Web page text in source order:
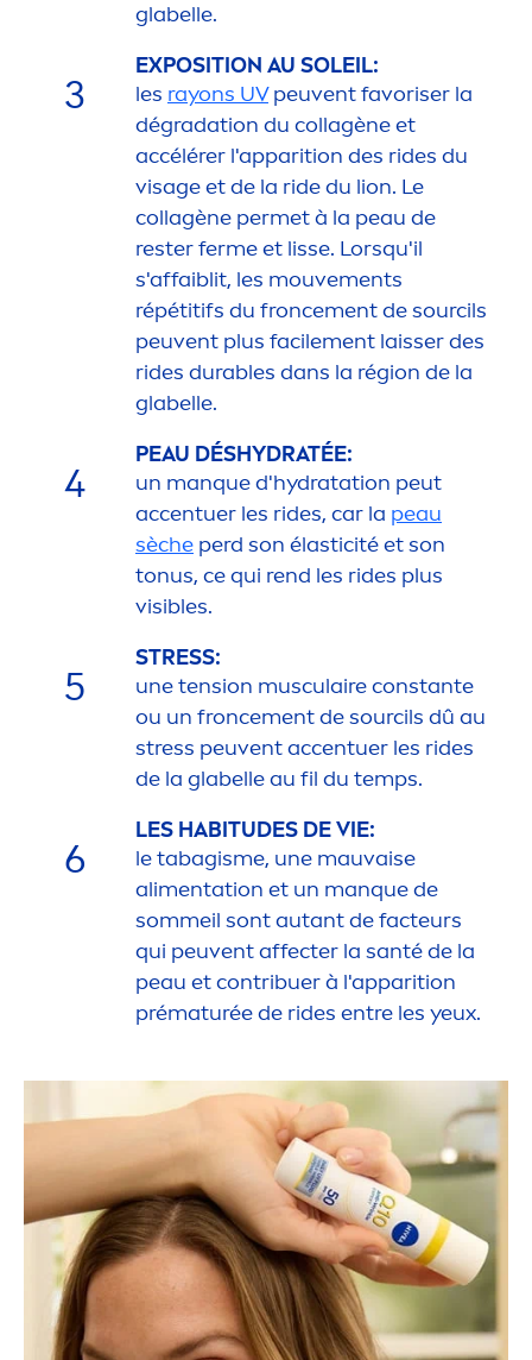
glabelle.
3
EXPOSITION AU SOLEIL:
les rayons UVpeuvent favoriser la
dégradation du collagène et
accélérer l'apparition des rides du
visage et de la ride du lion. Le
collagène permet à la peau de
rester ferme et lisse. Lorsqu'il
s'affaiblit, les mouvements
répétitifs du froncement de sourcils
peuvent plus facilement laisser des
rides durables dans la région de la
glabelle.
4
PEAU DÉSHYDRATÉE:
un manque d'hydratation peut
accentuer les rides, car la peau
sèche perd son élasticité et son
tonus, ce qui rend les rides plus
visibles.
5
STRESS:
une tension musculaire constante
ou un froncement de sourcils dû au
stress peuvent accentuer les rides
de la glabelle au fil du temps.
6
LES HABITUDES DE VIE:
le tabagisme, une mauvaise
alimentation et un manque de
sommeil sont autant de facteurs
qui peuvent affecter la santé de la
peau et contribuer à l'apparition
prématurée de rides entre les yeux.